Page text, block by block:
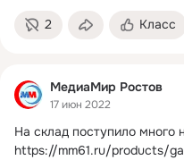
2 Класс
МедиаМир Ростов
17 июн 2022
На склад поступило много
https://mm61.ru/products/